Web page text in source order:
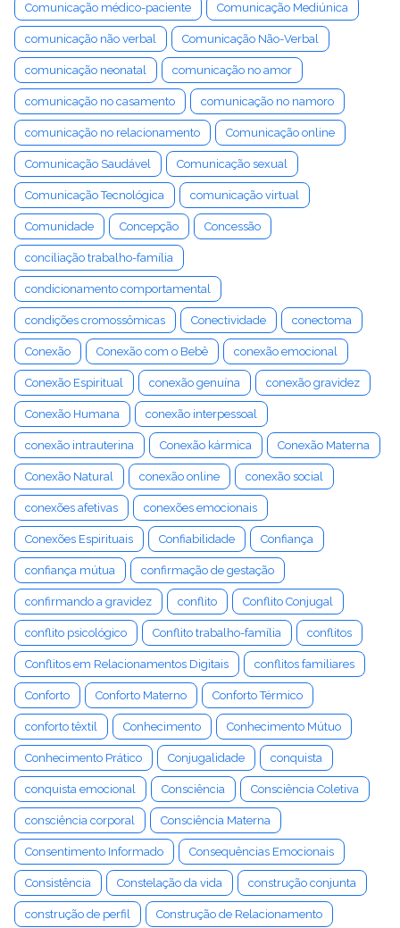
Comunicação médico-paciente Comunicação Mediúnica
comunicação não verbal Comunicação Não-Verbal
comunicação neonatal comunicação no amor
comunicação no casamento comunicação no namoro
comunicação no relacionamento Comunicação online
Comunicação Saudável Comunicação sexual
Comunicação Tecnológica comunicação virtual
Comunidade Concepção Concessão
conciliação trabalho-família
condicionamento comportamental
condições cromossômicas Conectividade conectoma
Conexão Conexão com o Bebê conexão emocional
Conexão Espiritual conexão genuína conexão gravidez
Conexão Humana conexão interpessoal
conexão intrauterina Conexão kármica Conexão Materna
Conexão Natural conexão online conexão social
conexões afetivas conexões emocionais
Conexões Espirituais Confiabilidade Confiança
confiança mútua confirmação de gestação
confirmando a gravidez conflito Conflito Conjugal
conflito psicológico Conflito trabalho-família conflitos
Conflitos em Relacionamentos Digitais conflitos familiares
Conforto Conforto Materno Conforto Térmico
conforto têxtil Conhecimento Conhecimento Mútuo
Conhecimento Prático Conjugalidade conquista
conquista emocional Consciência Consciência Coletiva
consciência corporal Consciência Materna
Consentimento Informado Consequências Emocionais
Consistência Constelação da vida construção conjunta
construção de perfil Construção de Relacionamento